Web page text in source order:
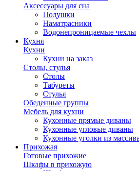
Аксессуары для сна
Подушки
Наматрасники
Водонепроницаемые чехлы
Кухня
Кухни
Кухни на заказ
Столы, стулья
Столы
Табуреты
Стулья
Обеденные группы
Мебель для кухни
Кухонные прямые диваны
Кухонные угловые диваны
Кухонные уголки из
Прихожая
Готовые прихожие
Шкафы в прихожую